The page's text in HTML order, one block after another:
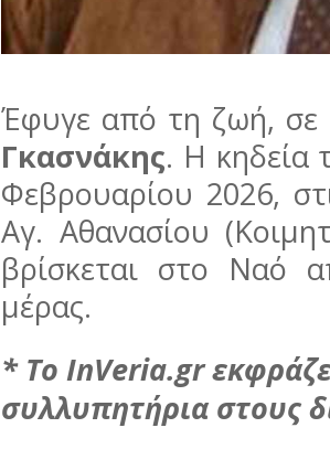
Έφυγε από τη ζωή, σε
Γκασνάκης. Η κηδεία
Φεβρουαρίου 2026,
Αγ. Αθανασίου
βρίσκεται στο Ναό
μέρας.
* Το InVeria.gr
συλλυπητήρια στους